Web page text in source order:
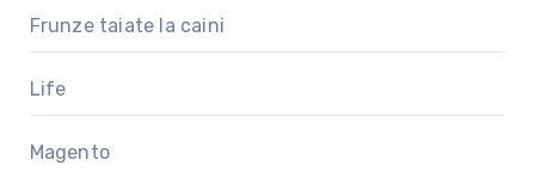
Frunze taiate la caini
Life
Magento